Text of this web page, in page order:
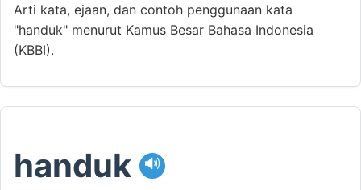
Arti kata, ejaan, dan contoh penggunaan kata
"handuk" menurut Kamus Besar Bahasa Indonesia
(KBBI).
handuk 🔊